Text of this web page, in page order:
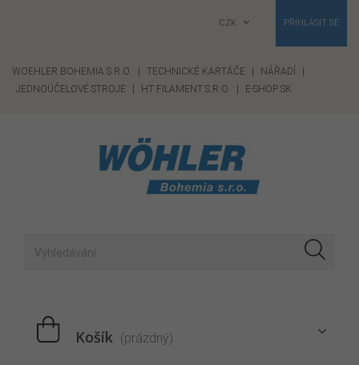
PŘIHLÁSIT SE
CZK
WOEHLER BOHEMIA S.R.O. TECHNICKÉ KARTÁČE NÁŘADÍ
JEDNOÚČELOVÉ STROJE
HT FILAMENT S.R.O. E-SHOP SK
Košík (prázdný)